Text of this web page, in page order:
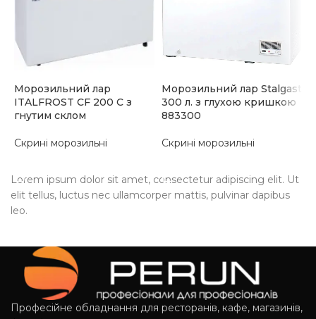
Морозильний лар
ITALFROST CF 200 C з
гнутим склом
Скрині морозильні
Морозильний лар Stalgast
300 л. з глухою кришкою
883300
Скрині морозильні
Lorem ipsum dolor sit amet, consectetur adipiscing elit. Ut
elit tellus, luctus nec ullamcorper mattis, pulvinar dapibus
leo.
Професійне обладнання для ресторанів, кафе, магазинів,